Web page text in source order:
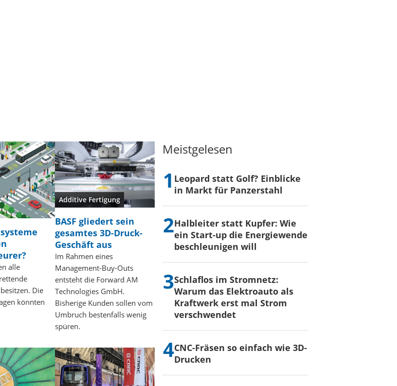
alle
Die
könnten
Additive Fertigung
BASF gliedert sein
gesamtes 3D-Druck-
Geschäft aus
Im Rahmen eines
Management-Buy-Outs
entsteht die Forward AM
Technologies GmbH.
Bisherige Kunden sollen vom
Umbruch bestenfalls wenig
spüren.
Meistgelesen
Leopard statt Golf? Einblicke
in Markt für Panzerstahl
Halbleiter statt Kupfer: Wie
ein Start-up die Energiewende
beschleunigen will
Schlaflos im Stromnetz:
Warum das Elektroauto als
Kraftwerk erst mal Strom
verschwendet
CNC-Fräsen so einfach wie 3D-
Drucken